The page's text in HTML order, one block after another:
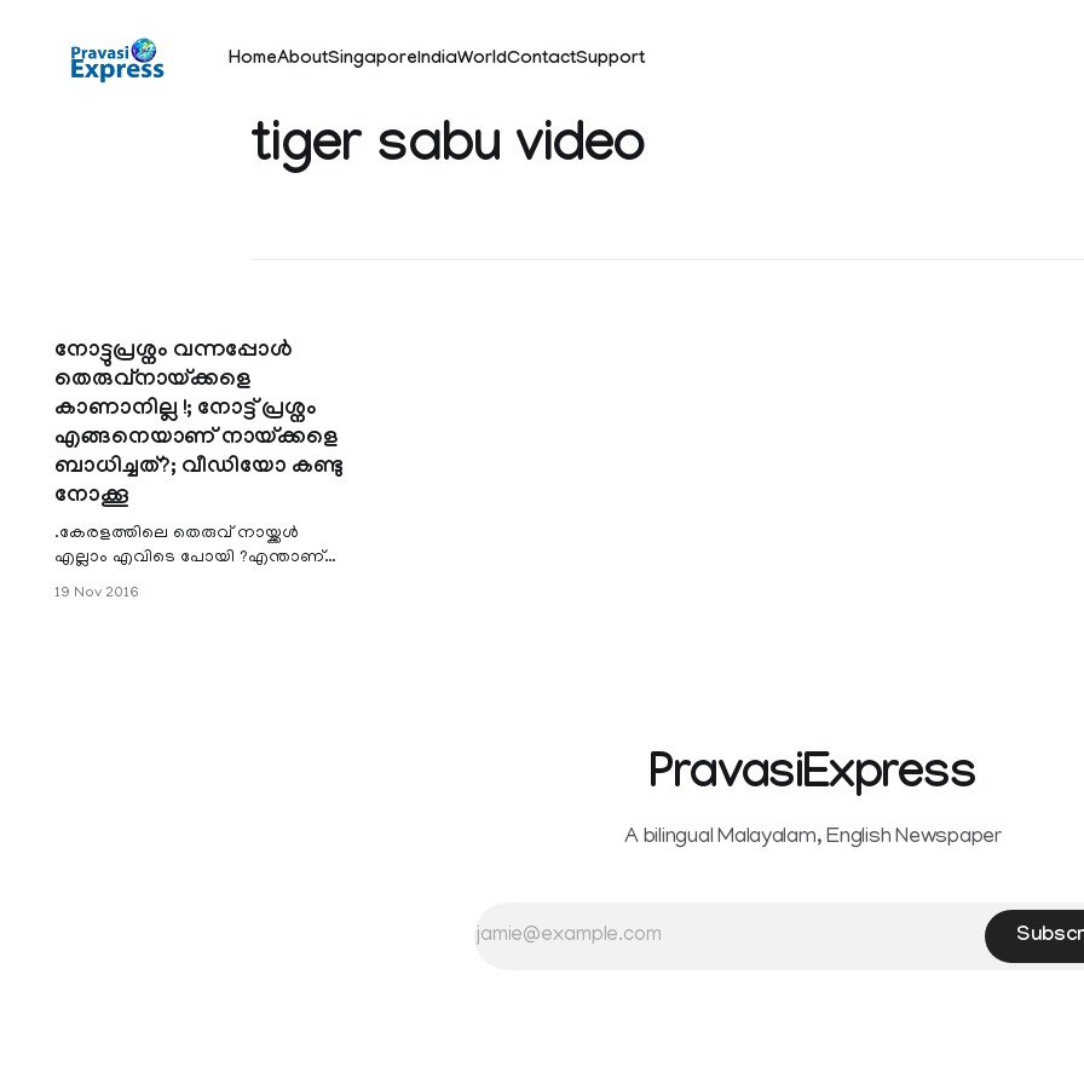
HomeAboutSingaporeIndiaWorldContactSupport
tiger sabu video
നോട്ടുപ്രശ്നം വന്നപ്പോള്‍
തെരുവ്നായ്ക്കളെ
കാണാനില്ല !; നോട്ട് പ്രശ്നം
എങ്ങനെയാണ് നായ്ക്കളെ
ബാധിച്ചത്?; വീഡിയോ കണ്ടു
നോക്കൂ
.കേരളത്തിലെ തെരുവ് നായ്ക്കള്‍
എല്ലാം എവിടെ പോയി ?എന്താണ്
19 Nov 2016
PravasiExpress
A bilingual Malayalam, English Newspaper